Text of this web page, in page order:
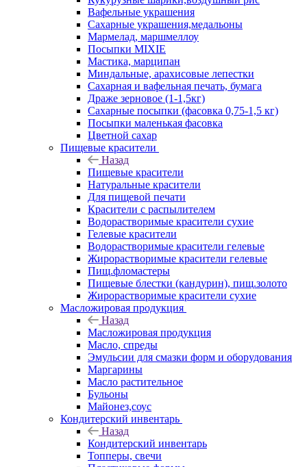
Вафельные украшения
Сахарные украшения,медальоны
Мармелад, маршмеллоу
Посыпки MIXIE
Мастика, марципан
Миндальные, арахисовые лепестки
Сахарная и вафельная печать, бумага
Драже зерновое (1-1,5кг)
Сахарные посыпки (фасовка 0,75-1,5 кг)
Посыпки маленькая фасовка
Цветной сахар
Пищевые красители
Назад
Пищевые красители
Натуральные красители
Для пищевой печати
Красители с распылителем
Водорастворимые красители сухие
Гелевые красители
Водорастворимые красители гелевые
Жирорастворимые красители гелевые
Пищ.фломастеры
Пищевые блестки (кандурин), пищ.золото
Жирорастворимые красители сухие
Масложировая продукция
Назад
Масложировая продукция
Масло, спреды
Эмульсии для смазки форм и оборудования
Маргарины
Масло растительное
Бульоны
Майонез,соус
Кондитерский инвентарь
Назад
Кондитерский инвентарь
Топперы, свечи